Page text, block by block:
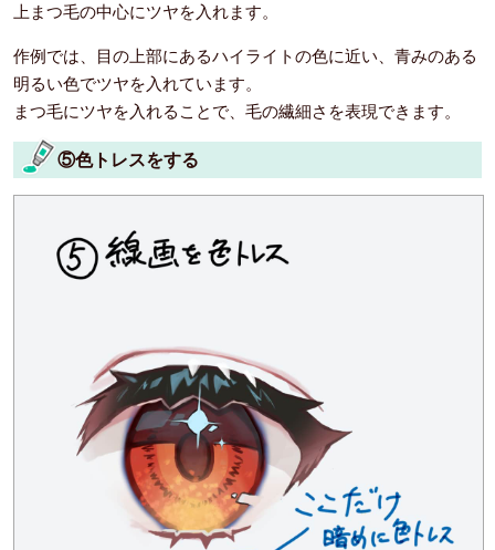
上まつ毛の中心にツヤを入れます。
作例では、目の上部にあるハイライトの色に近い、青みのある
明るい色でツヤを入れています。
まつ毛にツヤを入れることで、毛の繊細さを表現できます。
⑤色トレスをする